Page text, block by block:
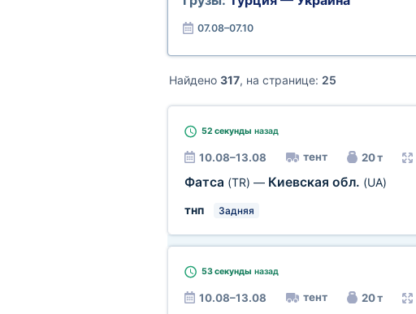
07.08–07.10
Найдено 317, на странице: 25
52 секунды назад
10.08–13.08 тент 20 т
Фатса (TR) — Киевская обл. (UA)
тнп
Задняя
53 секунды назад
10.08–13.08 тент 20 т